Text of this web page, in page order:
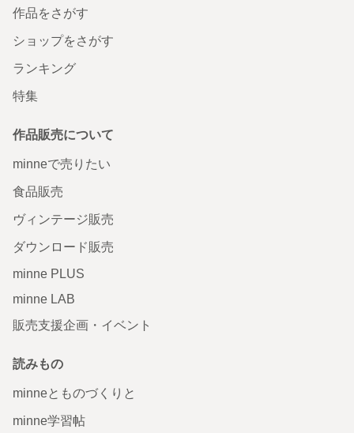
作品をさがす
ショップをさがす
ランキング
特集
作品販売について
minneで売りたい
食品販売
ヴィンテージ販売
ダウンロード販売
minne PLUS
minne LAB
販売支援企画・イベント
読みもの
minneとものづくりと
minne学習帖